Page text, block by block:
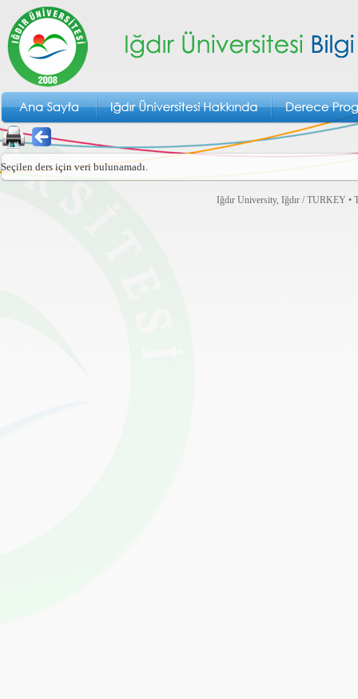
Seçilen ders için veri bulunamadı.
Iğdır University, Iğdır / TURKEY •